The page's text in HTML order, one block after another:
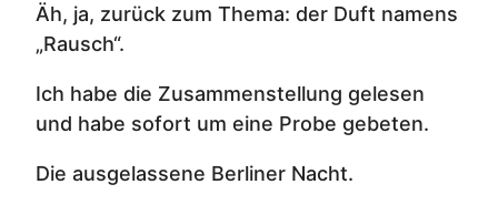
Äh, ja, zurück zum Thema: der Duft namens
„Rausch“.
Ich habe die Zusammenstellung gelesen
und habe sofort um eine Probe gebeten.
Die ausgelassene Berliner Nacht.